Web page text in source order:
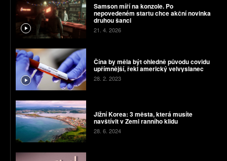
Samson míří na konzole. Po
nepovedeném startu chce akční novinka
druhou šanci
21. 4. 2026
Čína by měla být ohledně původu covidu
upřímnější, řekl americký velvyslanec
28. 2. 2023
Jižní Korea: 3 města, která musíte
navštívit v Zemi ranního klidu
28. 6. 2024